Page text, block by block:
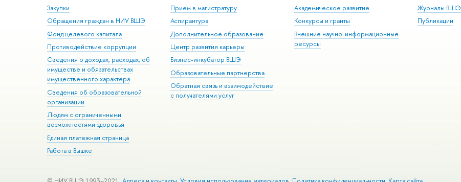
Закупки
Обращения граждан в НИУ ВШЭ
Фонд целевого капитала
Противодействие коррупции
Сведения о доходах, расходах, об
имуществе и обязательствах
имущественного характера
Сведения об образовательной
организации
Людям с ограниченными
возможностями здоровья
Единая платежная страница
Работа в Вышке
Прием в магистратуру
Аспирантура
Дополнительное образование
Центр развития карьеры
Бизнес-инкубатор ВШЭ
Образовательные партнерства
Обратная связь и взаимодействие
с получателями услуг
Академическое развитие
Конкурсы и гранты
Внешние научно-информационные
ресурсы
Журналы ВШЭ
Публикации